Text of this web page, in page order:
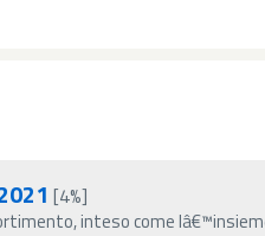
[4%]
inteso come